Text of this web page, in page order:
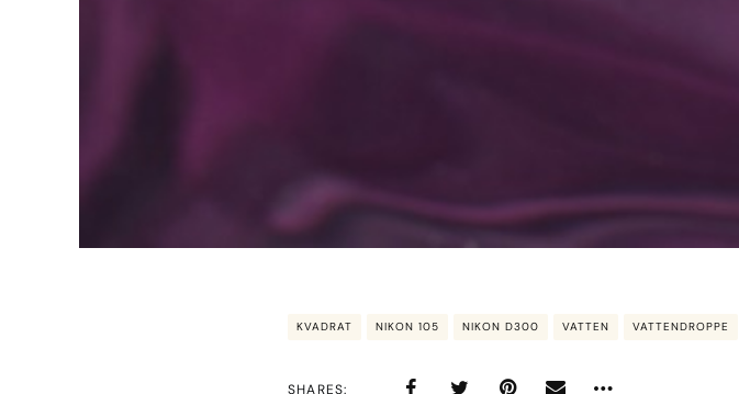
KVADRAT NIKON 105 NIKON D300 VATTEN VATTENDROPPE
SHARES